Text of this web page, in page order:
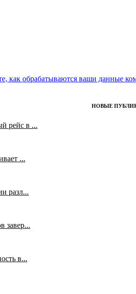
как обрабатываются ваши данные
НОВЫЕ
рейс в ...
...
разл...
завер...
в...